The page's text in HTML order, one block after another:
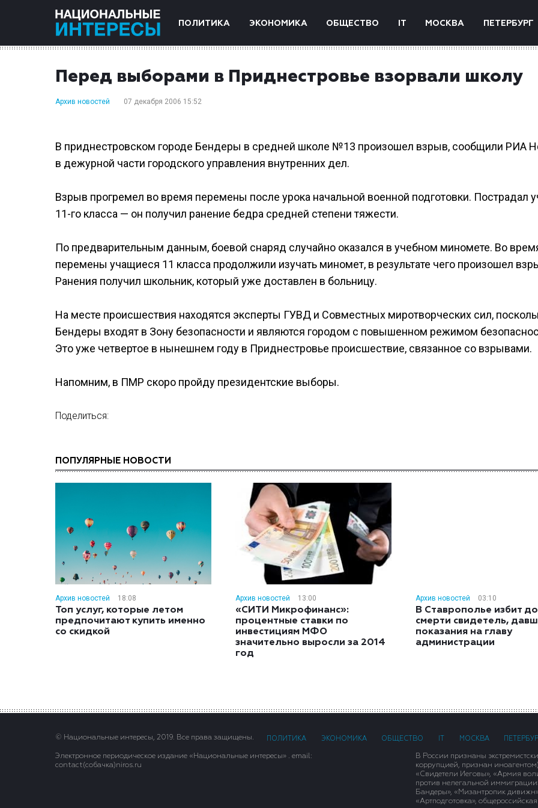
ПОЛИТИКА ЭКОНОМИКА ОБЩЕСТВО IT МОСКВА ПЕТЕРБУРГ
Перед выборами в Приднестровье взорвали школу
Архив новостей 07 декабря 2006 15:52
В приднестровском городе Бендеры в средней школе №13 произошел взрыв, сообщили РИА
в дежурной части городского управления внутренних дел.
Взрыв прогремел во время перемены после урока начальной военной подготовки. Пострадал
11-го класса — он получил ранение бедра средней степени тяжести.
По предварительным данным, боевой снаряд случайно оказался в учебном миномете. Во
перемены учащиеся 11 класса продолжили изучать миномет, в результате чего произошел
Ранения получил школьник, который уже доставлен в больницу.
На месте происшествия находятся эксперты ГУВД и Совместных миротворческих сил,
Бендеры входят в Зону безопасности и являются городом с повышенном режимом
Это уже четвертое в нынешнем году в Приднестровье происшествие, связанное со взрывами.
Напомним, в ПМР скоро пройду президентские выборы.
Поделиться:
ПОПУЛЯРНЫЕ НОВОСТИ
Архив новостей 18:08
Топ услуг, которые летом
предпочитают купить именно
со скидкой
Архив новостей 13:00
«СИТИ Микрофинанс»:
процентные ставки по
инвестициям МФО
значительно выросли за 2014
год
Архив новостей 03:10
В Ставрополье избит до
смерти свидетель,
показания на главу
администрации
© Национальные интересы, 2019. Все права защищены. ПОЛИТИКА ЭКОНОМИКА ОБЩЕСТВО МОСКВА
Электронное периодическое издание «Национальные интересы» . email:
contact(сoбaчка)niros.ru
В России признаны
коррупцией, признан
«Свидетели Иеговы», «Армия
против нелегальной
Бандеры», «Мизантропик
«Артподготовка»,